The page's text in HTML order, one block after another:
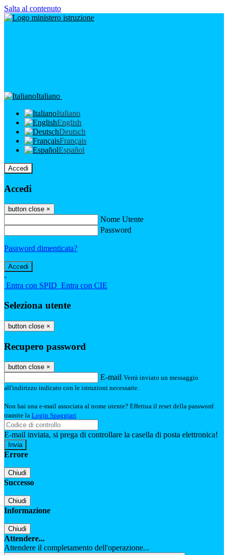
Salta al contenuto
Italiano
Italiano
English
Deutsch
Français
Español
Accedi
Accedi
button close ×
Nome Utente
Password
Password dimenticata?
-
Entra con SPID Entra con CIE
Seleziona utente
button close ×
Recupero password
button close ×
E-mail Verrà inviato un messaggio
all'indirizzo indicato con le istruzioni necessarie.
Non hai una e-mail associata al nome utente? Effettua il reset della password
tramite la Login Spaggiari
E-mail inviata, si prega di controllare la casella di posta elettronica!
Errore
Chiudi
Successo
Chiudi
Informazione
Chiudi
Attendere...
Attendere il completamento dell'operazione...